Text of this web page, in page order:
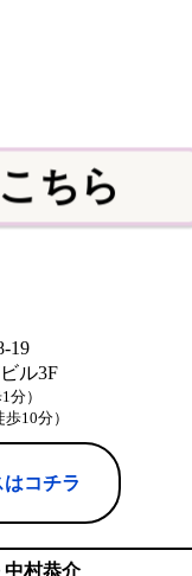
ちら
19
ル3F
分）
10分）
コチラ
中村恭介